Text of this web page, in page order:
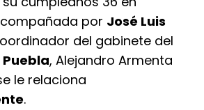
por José Luis
del gabinete del
, Alejandro Armenta
le relaciona
.